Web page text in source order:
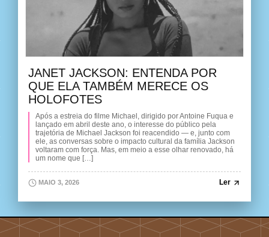
JANET JACKSON: ENTENDA POR
QUE ELA TAMBÉM MERECE OS
HOLOFOTES
Após a estreia do filme Michael, dirigido por Antoine Fuqua e
lançado em abril deste ano, o interesse do público pela
trajetória de Michael Jackson foi reacendido — e, junto com
ele, as conversas sobre o impacto cultural da família Jackson
voltaram com força. Mas, em meio a esse olhar renovado, há
um nome que […]
MAIO 3, 2026 Ler